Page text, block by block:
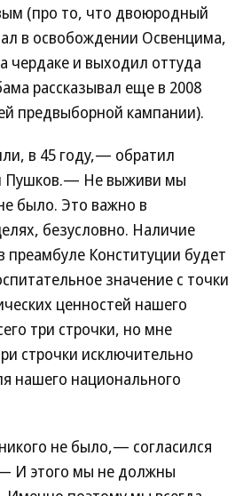
(про то, что двоюродный
в освобождении Освенцима,
чердаке и выходил оттуда
рассказывал еще в 2008
предвыборной кампании).
в 45 году,— обратил
Пушков.— Не выживи мы
было. Это важно в
безусловно. Наличие
преамбуле Конституции будет
значение с точки
ценностей нашего
три строчки, но мне
строчки исключительно
нашего национального
не было,— согласился
И этого мы не должны